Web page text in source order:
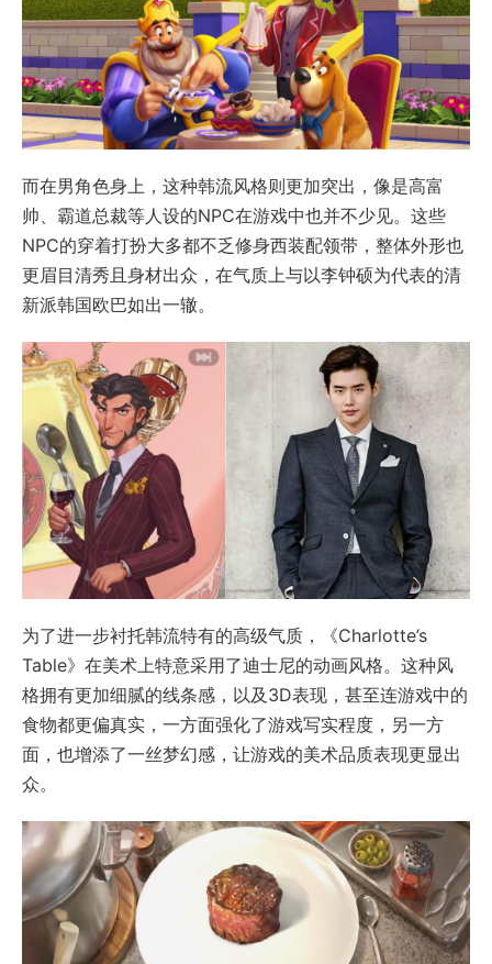
而在男角色身上，这种韩流风格则更加突出，像是高富
帅、霸道总裁等人设的NPC在游戏中也并不少见。这些
NPC的穿着打扮大多都不乏修身西装配领带，整体外形也
更眉目清秀且身材出众，在气质上与以李钟硕为代表的清
新派韩国欧巴如出一辙。
为了进一步衬托韩流特有的高级气质，《Charlotte’s
Table》在美术上特意采用了迪士尼的动画风格。这种风
格拥有更加细腻的线条感，以及3D表现，甚至连游戏中的
食物都更偏真实，一方面强化了游戏写实程度，另一方
面，也增添了一丝梦幻感，让游戏的美术品质表现更显出
众。